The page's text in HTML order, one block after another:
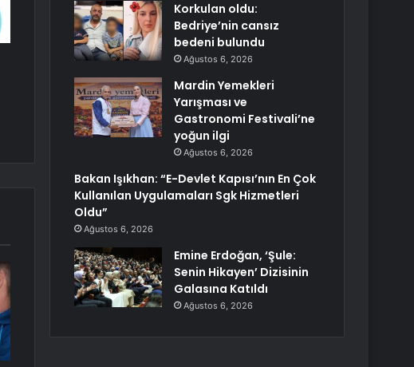
Korkulan oldu:
Bedriye’nin cansız
bedeni bulundu
Ağustos 6, 2026
Mardin Yemekleri
Yarışması ve
Gastronomi Festivali’ne
yoğun ilgi
Ağustos 6, 2026
Bakan Işıkhan: “E-Devlet Kapısı’nın En Çok
Kullanılan Uygulamaları Sgk Hizmetleri
Oldu”
Ağustos 6, 2026
Emine Erdoğan, ‘Şule:
Senin Hikayen’ Dizisinin
Galasına Katıldı
Ağustos 6, 2026